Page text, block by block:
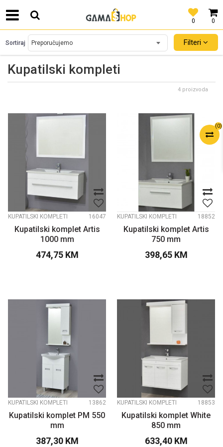
0
0
SIGURNO PLAĆANJE PLATNIM KARTICAMA!
(0)
Kupatilski kompleti
Sortiraj Filteri
4 proizvoda
KUPATILSKI KOMPLETI 16047
Kupatilski komplet Artis
1000 mm
474,75 KM
KUPATILSKI KOMPLETI 18852
Kupatilski komplet Artis
750 mm
398,65 KM
KUPATILSKI KOMPLETI 13862
Kupatilski komplet PM 550
mm
387,30 KM
KUPATILSKI KOMPLETI 18853
Kupatilski komplet White
850 mm
633,40 KM